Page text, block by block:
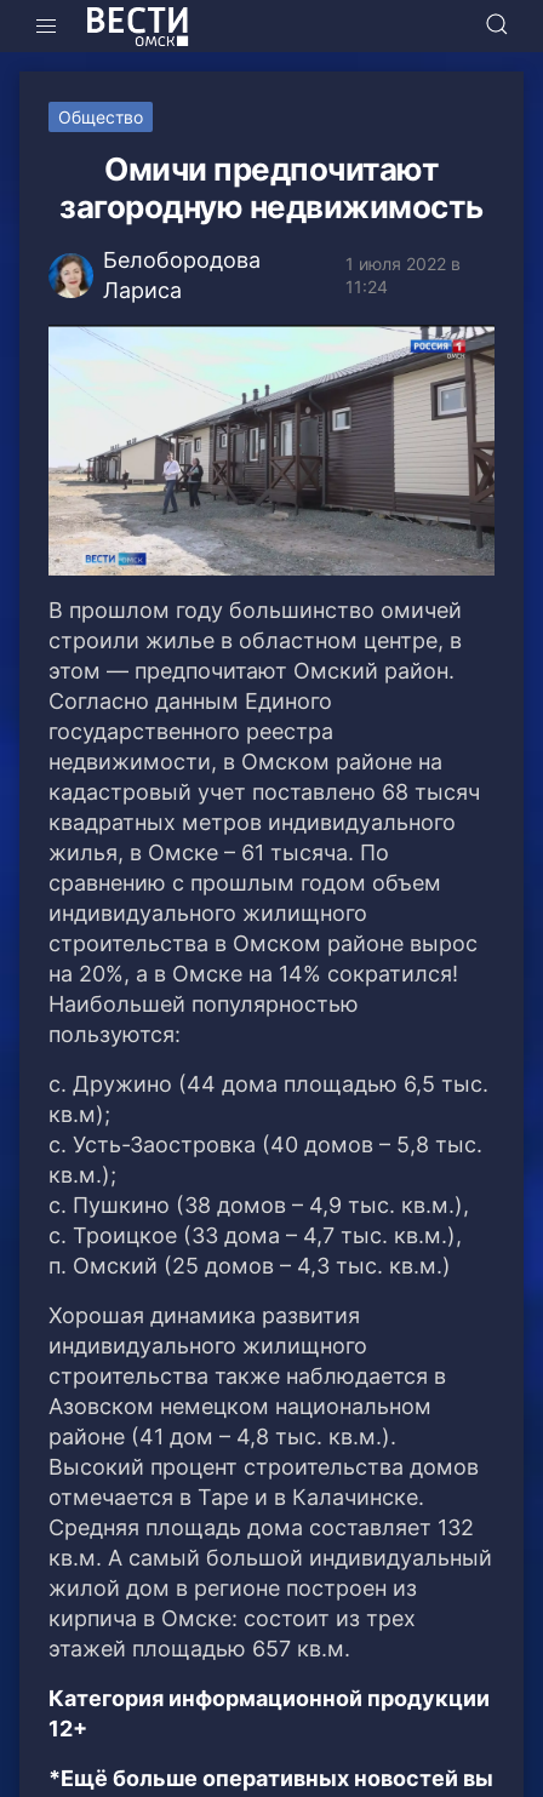
Общество
Омичи предпочитают
загородную недвижимость
Белобородова
Лариса
1 июля 2022 в
11:24
В прошлом году большинство омичей
строили жилье в областном центре, в
этом — предпочитают Омский район.
Согласно данным Единого
государственного реестра
недвижимости, в Омском районе на
кадастровый учет поставлено 68 тысяч
квадратных метров индивидуального
жилья, в Омске – 61 тысяча. По
сравнению с прошлым годом объем
индивидуального жилищного
строительства в Омском районе вырос
на 20%, а в Омске на 14% сократился!
Наибольшей популярностью
пользуются:
с. Дружино (44 дома площадью 6,5 тыс.
кв.м);
с. Усть-Заостровка (40 домов – 5,8 тыс.
кв.м.);
с. Пушкино (38 домов – 4,9 тыс. кв.м.),
с. Троицкое (33 дома – 4,7 тыс. кв.м.),
п. Омский (25 домов – 4,3 тыс. кв.м.)
Хорошая динамика развития
индивидуального жилищного
строительства также наблюдается в
Азовском немецком национальном
районе (41 дом – 4,8 тыс. кв.м.).
Высокий процент строительства домов
отмечается в Таре и в Калачинске.
Средняя площадь дома составляет 132
кв.м. А самый большой индивидуальный
жилой дом в регионе построен из
кирпича в Омске: состоит из трех
этажей площадью 657 кв.м.
Категория информационной продукции
12+
*Ещё больше оперативных новостей вы